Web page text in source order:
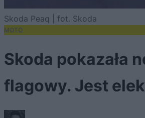
Skoda Peaq | fot. Skoda
MOTO
Skoda pokazała
flagowy. Jest